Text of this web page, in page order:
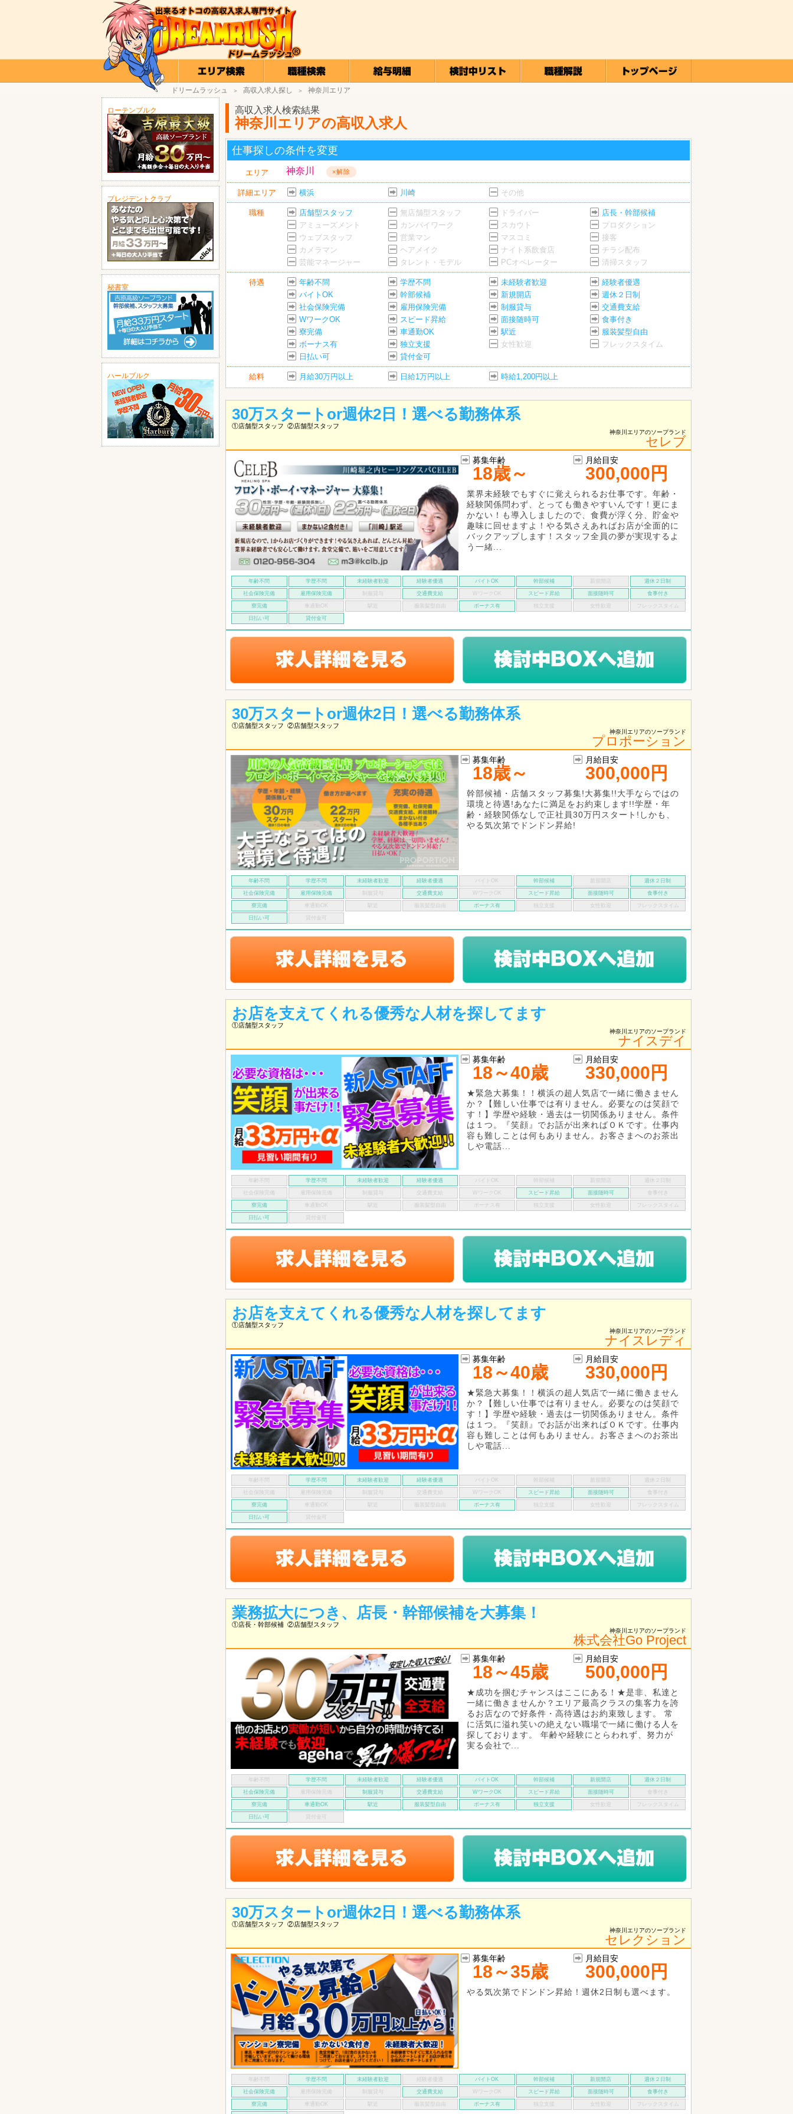
ドリームラッシュ ＞ 高収入求人探し ＞ 神奈川エリア
ローテンブルク
プレジデントクラブ
秘書室
ハールブルク
高収入求人検索結果
神奈川エリアの高収入求人
仕事探しの条件を変更
エリア 神奈川 ×解除
詳細エリア 横浜 川崎 その他
職種 店舗型スタッフ 無店舗型スタッフ ドライバー
店長・幹部候補
アミューズメント
カンパイワーク スカウト
プロダクション
ウェブスタッフ
営業マン マスコミ
接客
カメラマン
ヘアメイク ナイト系飲食店
チラシ配布
芸能マネージャー
タレント・モデル PCオペレーター 清掃スタッフ
待遇 年齢不問 学歴不問 未経験者歓迎
経験者優遇
バイトOK
幹部候補 新規開店
週休２日制
社会保険完備
雇用保険完備 制服貸与
交通費支給
WワークOK
スピード昇給 面接随時可
食事付き
寮完備
車通勤OK 駅近
服装髪型自由
ボーナス有
独立支援 女性歓迎
フレックスタイム
日払い可
貸付金可
給料 月給30万円以上 日給1万円以上 時給1,200円以上
30万スタートor週休2日！選べる勤務体系
①店舗型スタッフ ②店舗型スタッフ
神奈川エリアのソープランド
セレブ
募集年齢
18歳～
月給目安
300,000円
業界未経験でもすぐに覚えられるお仕事です。年齢・
経験関係問わず、とっても働きやすいんです！更にま
かない！も導入しましたので、食費が浮く分、貯金や
趣味に回せますよ！やる気さえあればお店が全面的に
バックアップします！スタッフ全員の夢が実現するよ
う一緒...
年齢不問 学歴不問 未経験者歓迎 経験者優遇 バイトOK 幹部候補 週休２日制
社会保険完備 雇用保険完備 制服貸与 交通費支給 WワークOK スピード昇給 面接随時可 食事付き
寮完備 車通勤OK 駅近 服装髪型自由 ボーナス有 独立支援 女性歓迎 フレックスタイム
日払い可 貸付金可
30万スタートor週休2日！選べる勤務体系
①店舗型スタッフ ②店舗型スタッフ
神奈川エリアのソープランド
プロポーション
募集年齢
18歳～
月給目安
300,000円
幹部候補・店舗スタッフ募集!大募集!!大手ならではの
環境と待遇!あなたに満足をお約束します!!学歴・年
齢・経験関係なしで正社員30万円スタート!しかも、
やる気次第でドンドン昇給!
年齢不問 学歴不問 未経験者歓迎 経験者優遇 バイトOK 幹部候補 週休２日制
社会保険完備 雇用保険完備 制服貸与 交通費支給 WワークOK スピード昇給 面接随時可 食事付き
寮完備 車通勤OK 駅近 服装髪型自由 ボーナス有 独立支援 女性歓迎 フレックスタイム
日払い可 貸付金可
お店を支えてくれる優秀な人材を探してます
①店舗型スタッフ
神奈川エリアのソープランド
ナイスデイ
募集年齢
18～40歳
月給目安
330,000円
★緊急大募集！！横浜の超人気店で一緒に働きません
か？【難しい仕事では有りません。必要なのは笑顔で
す！】学歴や経験・過去は一切関係ありません。条件
は１つ。『笑顔』でお話が出来ればＯＫです。仕事内
容も難しことは何もありません。お客さまへのお茶出
しや電話...
年齢不問 学歴不問 未経験者歓迎 経験者優遇 バイトOK 幹部候補 週休２日制
社会保険完備 雇用保険完備 制服貸与 交通費支給 WワークOK スピード昇給 面接随時可 食事付き
寮完備 車通勤OK 駅近 服装髪型自由 ボーナス有 独立支援 女性歓迎 フレックスタイム
日払い可 貸付金可
お店を支えてくれる優秀な人材を探してます
①店舗型スタッフ
神奈川エリアのソープランド
ナイスレディ
募集年齢
18～40歳
月給目安
330,000円
★緊急大募集！！横浜の超人気店で一緒に働きません
か？【難しい仕事では有りません。必要なのは笑顔で
す！】学歴や経験・過去は一切関係ありません。条件
は１つ。『笑顔』でお話が出来ればＯＫです。仕事内
容も難しことは何もありません。お客さまへのお茶出
しや電話...
年齢不問 学歴不問 未経験者歓迎 経験者優遇 バイトOK 幹部候補 週休２日制
社会保険完備 雇用保険完備 制服貸与 交通費支給 WワークOK スピード昇給 面接随時可 食事付き
寮完備 車通勤OK 駅近 服装髪型自由 ボーナス有 独立支援 女性歓迎 フレックスタイム
日払い可 貸付金可
業務拡大につき、店長・幹部候補を大募集！
①店長・幹部候補 ②店舗型スタッフ
神奈川エリアのソープランド
株式会社Go Project
募集年齢
18～45歳
月給目安
500,000円
★成功を掴むチャンスはここにある！★是非、私達と
一緒に働きませんか？エリア最高クラスの集客力を誇
るお店なので好条件・高待遇はお約束致します。 常
に活気に溢れ笑いの絶えない職場で一緒に働ける人を
探しております。 年齢や経験にとらわれず、努力が
実る会社で...
年齢不問 学歴不問 未経験者歓迎 経験者優遇 バイトOK 幹部候補 新規開店 週休２日制
社会保険完備 雇用保険完備 制服貸与 交通費支給 WワークOK スピード昇給 面接随時可 食事付き
寮完備 車通勤OK 駅近 服装髪型自由 ボーナス有 独立支援 女性歓迎 フレックスタイム
日払い可 貸付金可
30万スタートor週休2日！選べる勤務体系
①店舗型スタッフ ②店舗型スタッフ
神奈川エリアのソープランド
セレクション
募集年齢
18～35歳
月給目安
300,000円
やる気次第でドンドン昇給！週休2日制も選べます。
年齢不問 学歴不問 未経験者歓迎 経験者優遇 バイトOK 幹部候補 新規開店 週休２日制
社会保険完備 雇用保険完備 制服貸与 交通費支給 WワークOK スピード昇給 面接随時可 食事付き
寮完備 車通勤OK 駅近 服装髪型自由 ボーナス有 独立支援 女性歓迎 フレックスタイム